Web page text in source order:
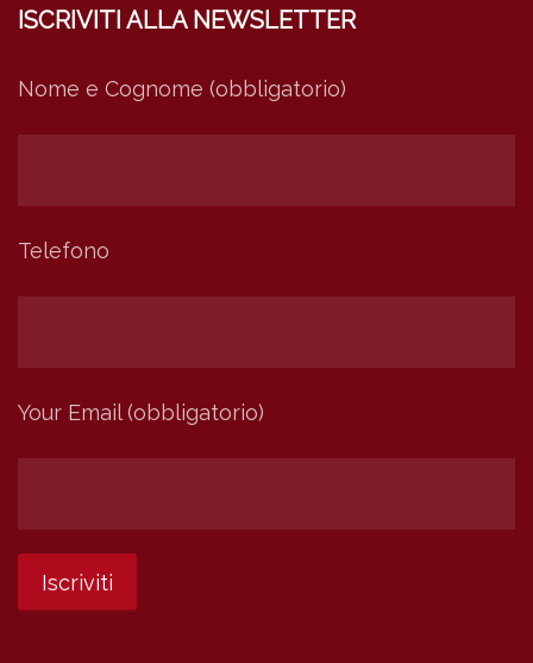
ISCRIVITI ALLA NEWSLETTER
Nome e Cognome (obbligatorio)
Telefono
Your Email (obbligatorio)